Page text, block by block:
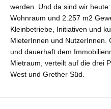
werden. Und da sind wir
Wohnraum und 2.257 m2
Kleinbetriebe, Initiativen und
MieterInnen und NutzerInnen.
und dauerhaft dem
Mietraum, verteilt auf die drei
West und Grether Süd.